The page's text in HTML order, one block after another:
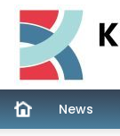
News